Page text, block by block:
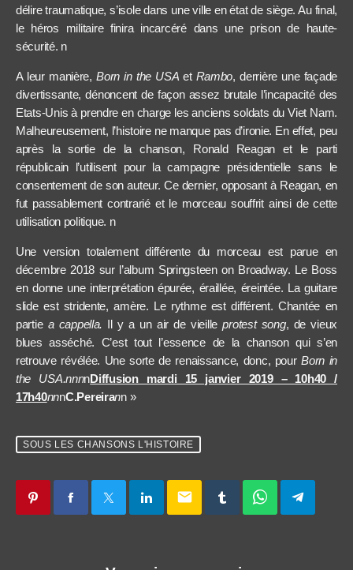
délire traumatique, s’isole dans une ville en état de siège. Au final,
le héros militaire finira incarcéré dans une prison de haute-
sécurité. n
A leur manière,Born in the USA et Rambo, derrière une façade
divertissante, dénoncent de façon assez brutale l’incapacité des
Etats-Unis à prendre en charge les anciens soldats du Viet Nam.
Malheureusement, l’histoire ne manque pas d’ironie. En effet, peu
après la sortie de la chanson, Ronald Reagan et le parti
républicain l’utilisent pour la campagne présidentielle sans le
consentement de son auteur. Ce dernier, opposant à Reagan, en
fut passablement contrarié et le morceau souffrit ainsi de cette
utilisation politique. n
Une version totalement différente du morceau est parue en
décembre 2018 sur l’album Springsteen on Broadway. Le Boss
en donne une interprétation épurée, éraillée, éreintée. La guitare
slide est stridente, amère. Le rythme est différent. Chantée en
partie a cappella. Il y a un air de vieilleprotest song, de vieux
blues asséché. C’est tout l’essence de la chanson qui s’en
retrouve révélée. Une sorte de renaissance, donc, pourBorn in
the USA.nnnnDiffusion mardi 15 janvier 2019 – 10h40 /
17h40nnnC.Pereirann »
SOUS LES CHANSONS L'HISTOIRE
email